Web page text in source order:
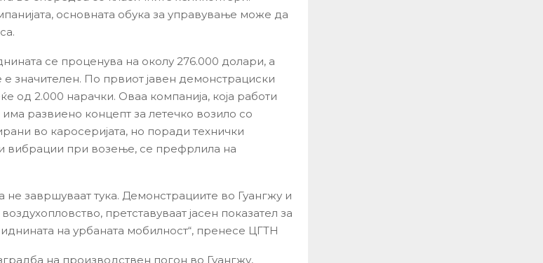
основната обука за управување може да
се проценува на околу 276.000 долари, а
е значителен. По првиот јавен демонстрациски
од 2.000 нарачки. Оваа компанија, која работи
развиено концепт за летечко возило со
во каросеријата, но поради технички
вибрации при возење, се префрлила на
завршуваат тука. Демонстрациите во Гуангжу и
претставуваат јасен показател за
на урбаната мобилност“, пренесе ЦГТН
на производствен погон во Гуангжу,